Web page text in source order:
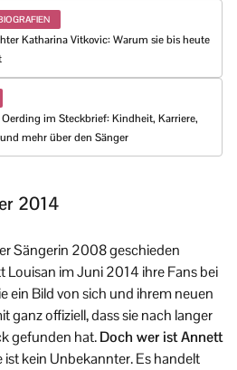
Katharina Vitkovic: Warum sie bis heute
im Steckbrief: Kindheit, Karriere,
mehr über den Sänger
2014
Sängerin 2008 geschieden
im Juni 2014 ihre Fans bei
ein Bild von sich und ihrem neuen
ganz offiziell, dass sie nach langer
gefunden hat.Doch wer ist Annett
ist kein Unbekannter. Es handelt